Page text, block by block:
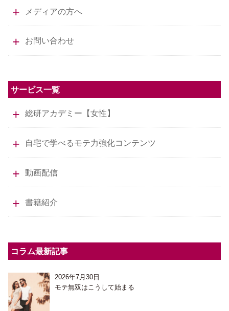
メディアの方へ
お問い合わせ
サービス一覧
総研アカデミー【女性】
自宅で学べるモテ力強化コンテンツ
動画配信
書籍紹介
コラム最新記事
2026年7月30日
モテ無双はこうして始まる